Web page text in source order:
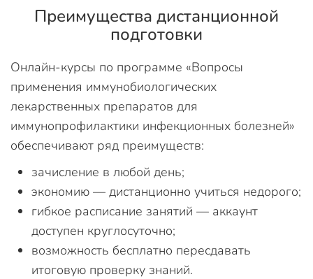
Преимущества дистанционной
подготовки
Онлайн-курсы по программе «Вопросы
применения иммунобиологических
лекарственных препаратов для
иммунопрофилактики инфекционных болезней»
обеспечивают ряд преимуществ:
зачисление в любой день;
экономию — дистанционно учиться недорого;
гибкое расписание занятий — аккаунт
доступен круглосуточно;
возможность бесплатно пересдавать
итоговую проверку знаний.